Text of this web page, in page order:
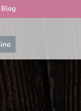
Blog